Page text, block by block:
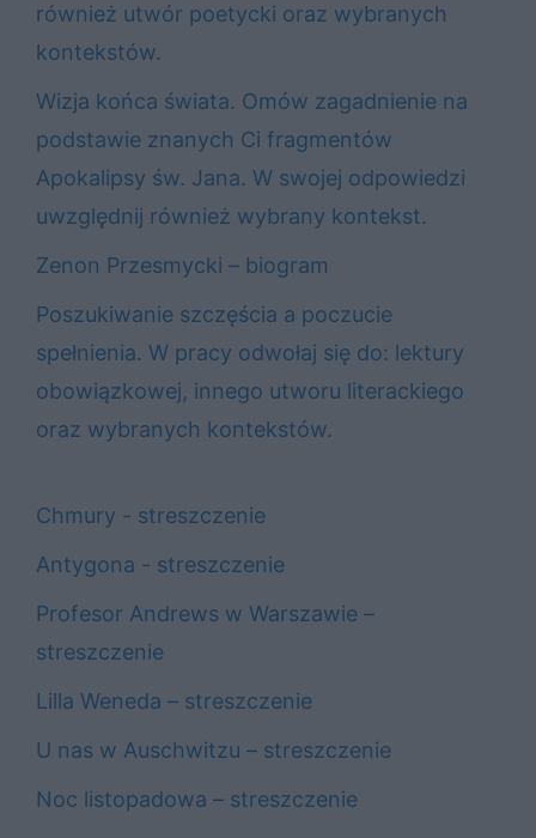
również utwór poetycki oraz wybranych
kontekstów.
Wizja końca świata. Omów zagadnienie na
podstawie znanych Ci fragmentów
Apokalipsy św. Jana. W swojej odpowiedzi
uwzględnij również wybrany kontekst.
Zenon Przesmycki – biogram
Poszukiwanie szczęścia a poczucie
spełnienia. W pracy odwołaj się do: lektury
obowiązkowej, innego utworu literackiego
oraz wybranych kontekstów.
Chmury - streszczenie
Antygona - streszczenie
Profesor Andrews w Warszawie –
streszczenie
Lilla Weneda – streszczenie
U nas w Auschwitzu – streszczenie
Noc listopadowa – streszczenie